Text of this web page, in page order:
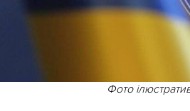
Фото